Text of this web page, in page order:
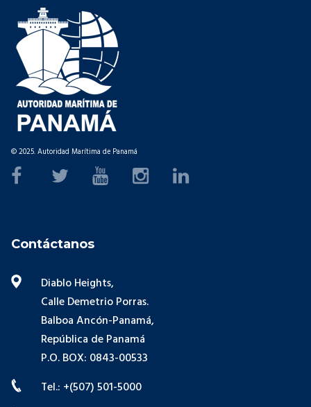
© 2025. Autoridad Marítima de Panamá
Contáctanos
Diablo Heights,
Calle Demetrio Porras.
Balboa Ancón-Panamá,
República de Panamá
P.O. BOX: 0843-00533
Tel.: +(507) 501-5000